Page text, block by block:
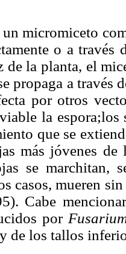
un micromiceto
o a través
de la planta, el
propaga a través
por otros
la
que se
más jóvenes
se marchitan,
casos, mueren
Cabe
por
de los tallos